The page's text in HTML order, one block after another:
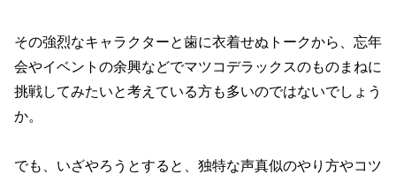
その強烈なキャラクターと歯に衣着せぬトークから、忘年
会やイベントの余興などでマツコデラックスのものまねに
挑戦してみたいと考えている方も多いのではないでしょう
か。
でも、いざやろうとすると、独特な声真似のやり方やコツ